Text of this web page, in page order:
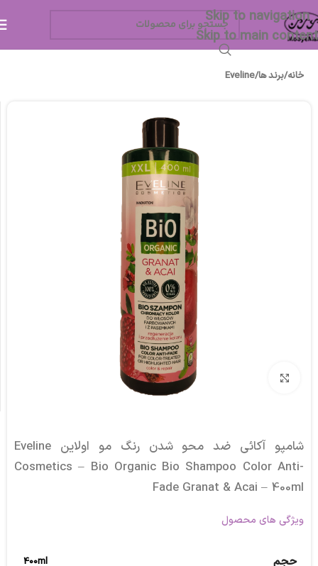
Skip to navigation
Skip to main content
خانه/برند ها/
Eveline
برای بزرگنمایی کلیک کنید
شامپو آکائی ضد محو شدن رنگ مو اولاین Eveline
Cosmetics – Bio Organic Bio Shampoo Color Anti-
Fade Granat & Acai – 400ml
ویژگی های محصول
حجم 400ml